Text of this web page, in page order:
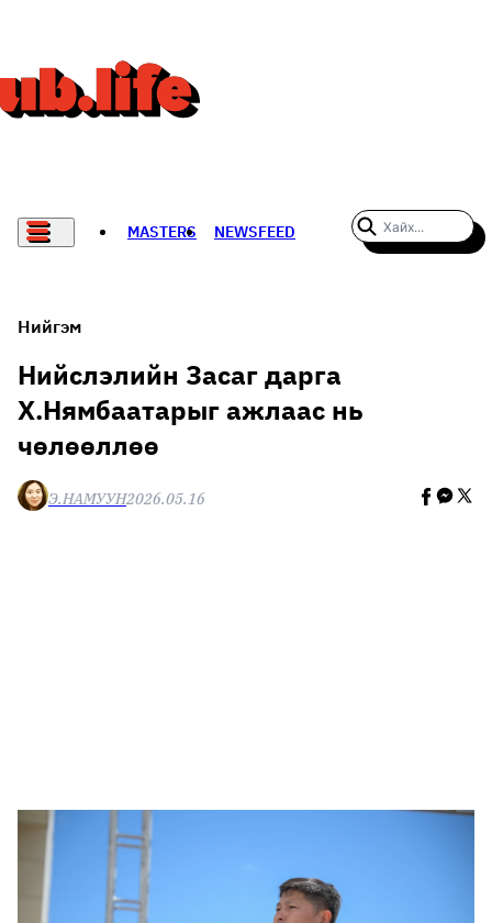
MASTERS NEWSFEED
THE NEW YORK TIMES
НАДАД НЭГ САНАЛ БАЙНА
Нийгэм
Нийслэлийн Засаг дарга
Х.Нямбаатарыг ажлаас нь
чөлөөллөө
Э.НАМУУН2026.05.16